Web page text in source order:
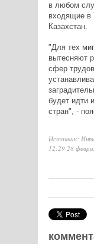
в любом
входящие в
Казахстан.
"Для тех
вытесняют
сфер
будет идти
стран", -
Источник:
12:29 28